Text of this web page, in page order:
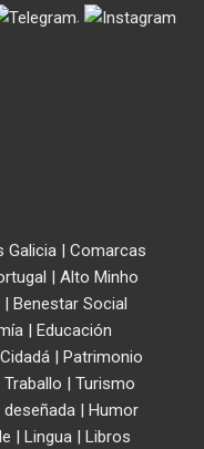
.
Galicia| Comarcas
| Alto Minho
| Benestar Social
| Educación
| Patrimonio
Traballo | Turismo
deseñada | Humor
| Lingua| Libros